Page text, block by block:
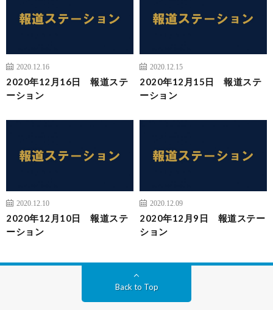
2020.12.16
2020年12月16日 報道ステ
ーション
2020.12.15
2020年12月15日 報道ステ
ーション
2020.12.10
2020年12月10日 報道ステ
ーション
2020.12.09
2020年12月9日 報道ステー
ション
Back to Top